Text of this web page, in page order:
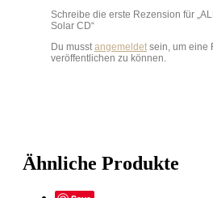
Schreibe die erste Rezension für
Solar CD“
Du musstangemeldetsein, um eine
veröffentlichen zu können.
Ähnliche Produkte